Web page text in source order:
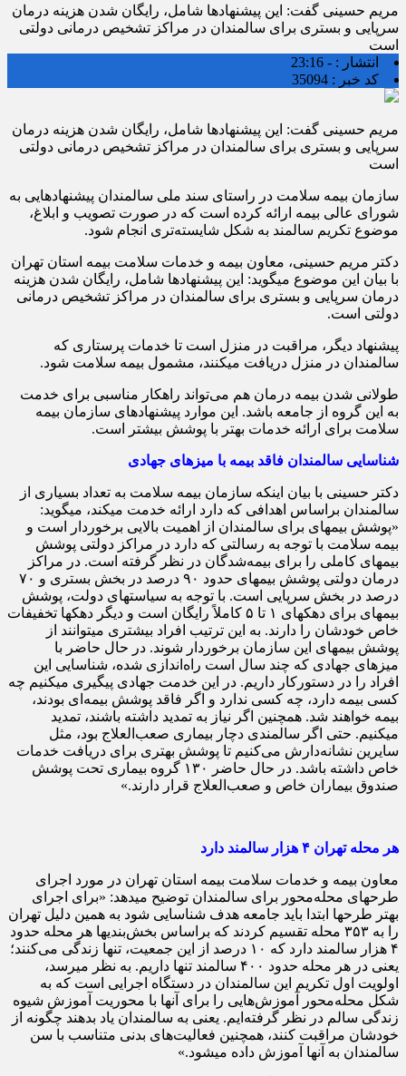
مریم حسینی گفت: این پیشنهادها شامل، رایگان شدن هزینه درمان
سرپایی و بستری برای سالمندان در مراکز تشخیص درمانی دولتی
است
انتشار : - 23:16
کد خبر : 35094
مریم حسینی گفت: این پیشنهادها شامل، رایگان شدن هزینه درمان
سرپایی و بستری برای سالمندان در مراکز تشخیص درمانی دولتی
است
سازمان بیمه سلامت در راستای سند ملی سالمندان پیشنهادهایی به
شورای عالی بیمه ارائه کرده است که در صورت تصویب و ابلاغ،
موضوع تکریم سالمند به شکل شایسته‌‎تری انجام شود.
دکتر مریم حسینی، معاون بیمه و خدمات سلامت بیمه استان تهران
با بیان این موضوع می‎گوید: این پیشنهادها شامل، رایگان شدن هزینه
درمان سرپایی و بستری برای سالمندان در مراکز تشخیص درمانی
دولتی است.
پیشنهاد دیگر، مراقبت در منزل است تا خدمات پرستاری که
سالمندان در منزل دریافت می‎کنند، مشمول بیمه سلامت شود.
طولانی شدن بیمه درمان هم می‌تواند راهکار مناسبی برای خدمت
به این گروه از جامعه باشد. این موارد پیشنهادهای سازمان بیمه
سلامت برای ارائه خدمات بهتر با پوشش بیشتر است.
شناسایی سالمندان فاقد بیمه با میزهای جهادی
دکتر حسینی با بیان اینکه سازمان بیمه سلامت به تعداد بسیاری از
سالمندان براساس اهدافی که دارد ارائه خدمت می‎کند، می‎گوید:
«پوشش بیمه‎ای برای سالمندان از اهمیت بالایی برخوردار است و
بیمه سلامت با توجه به رسالتی که دارد در مراکز دولتی پوشش
بیمه‎ای کاملی را برای بیمه‌شدگان در نظر گرفته است. در مراکز
درمان دولتی پوشش بیمه‎ای حدود ۹۰ درصد در بخش بستری و ۷۰
درصد در بخش سرپایی است. با توجه به سیاست‎های دولت، پوشش
بیمه‎ای برای دهک‎های ۱ تا ۵ کاملاً رایگان است و دیگر دهک‎ها تخفیفات
خاص خودشان را دارند. به این ترتیب افراد بیشتری می‎توانند از
پوشش بیمه‎ای این سازمان برخوردار شوند. در حال حاضر با
میزهای جهادی که چند سال است راه‌اندازی شده، شناسایی این
افراد را در دستورکار داریم. در این خدمت جهادی پیگیری می‎کنیم چه
کسی بیمه دارد، چه کسی ندارد و اگر فاقد پوشش بیمه‌ای بودند،
بیمه خواهند شد. همچنین اگر نیاز به تمدید داشته باشند، تمدید
می‎کنیم. حتی اگر سالمندی دچار بیماری صعب‌العلاج بود، مثل
سایرین نشانه‌دارش می‌کنیم تا پوشش بهتری برای دریافت خدمات
خاص داشته باشد. در حال حاضر ۱۳۰ گروه بیماری تحت پوشش
صندوق بیماران خاص و صعب‌العلاج قرار دارند.»
هر محله تهران ۴ هزار سالمند دارد
معاون بیمه و خدمات سلامت بیمه استان تهران در مورد اجرای
طرح‎های محله‌محور برای سالمندان توضیح می‎دهد: «برای اجرای
بهتر طرح‎ها ابتدا باید جامعه هدف شناسایی شود به همین دلیل تهران
را به ۳۵۳ محله تقسیم کردند که براساس بخش‌بندی‎ها هر محله حدود
۴ هزار سالمند دارد که ۱۰ درصد از این جمعیت، تنها زندگی می‌کنند؛
یعنی در هر محله حدود ۴۰۰ سالمند تنها داریم. به نظر می‎رسد،
اولویت اول تکریم این سالمندان در دستگاه اجرایی است که به
شکل محله‌محور آموزش‌هایی را برای آنها با محوریت آموزش شیوه
زندگی سالم در نظر گرفته‌ایم. یعنی به سالمندان یاد بدهند چگونه از
خودشان مراقبت کنند، همچنین فعالیت‌های بدنی متناسب با سن
سالمندان به آنها آموزش داده می‎شود.»